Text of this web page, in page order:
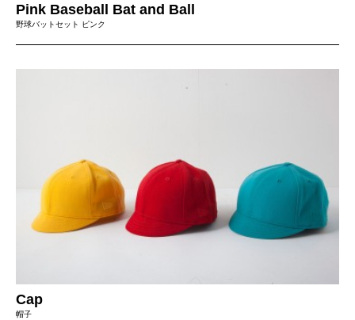
Pink Baseball Bat and Ball
野球バットセット ピンク
Cap
帽子